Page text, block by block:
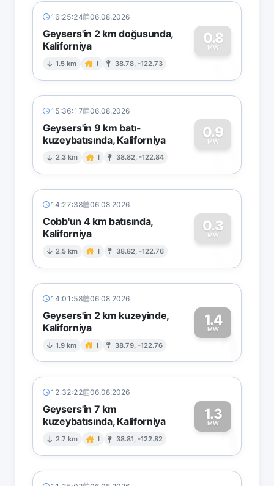
16:25:24 06.08.2026
Geysers'in 2 km doğusunda,
Kaliforniya
1.5 km I 38.78, -122.73
0.8
MW
0
15:36:17 06.08.2026
Geysers'in 9 km batı-
kuzeybatısında, Kaliforniya
2.3 km I 38.82, -122.84
0.9
MW
0
14:27:38 06.08.2026
Cobb'un 4 km batısında,
Kaliforniya
2.5 km I 38.82, -122.76
0.3
MW
0
14:01:58 06.08.2026
Geysers'in 2 km kuzeyinde,
Kaliforniya
1.9 km I 38.79, -122.76
1.4
MW1
12:32:22 06.08.2026
Geysers'in 7 km
kuzeybatısında, Kaliforniya
2.7 km I 38.81, -122.82
1.3
MW1